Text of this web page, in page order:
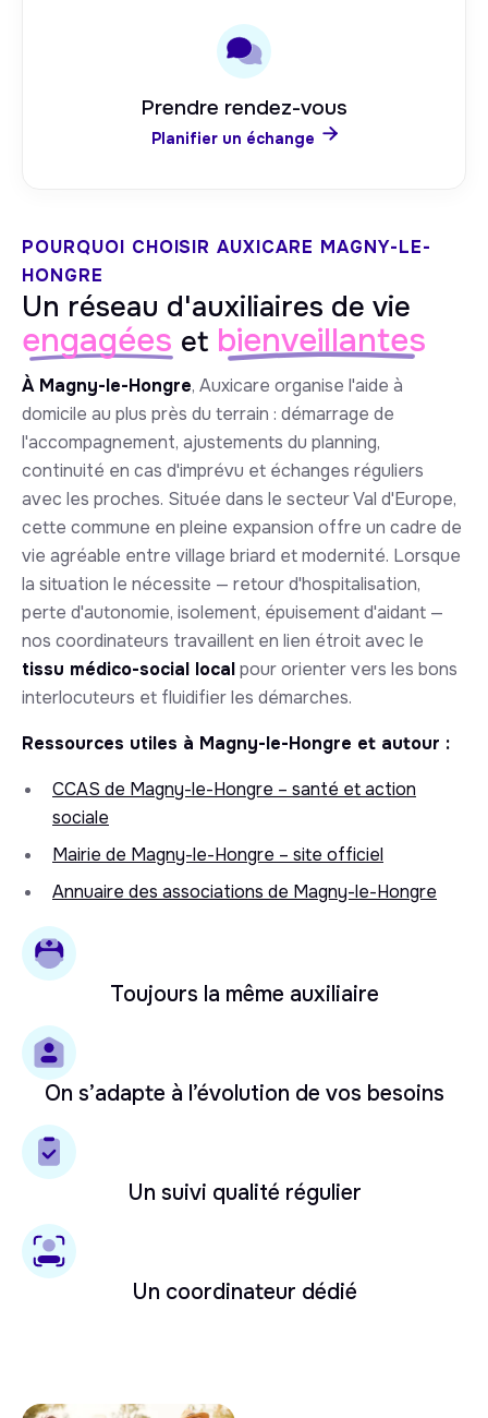
Prendre rendez-vous
Planifier un échange 
POURQUOI CHOISIR AUXICARE MAGNY-LE-
HONGRE
Un réseau d'auxiliaires de vie
engagées et bienveillantes
À Magny-le-Hongre, Auxicare organise l'aide à
domicile au plus près du terrain : démarrage de
l'accompagnement, ajustements du planning,
continuité en cas d'imprévu et échanges réguliers
avec les proches. Située dans le secteur Val d'Europe,
cette commune en pleine expansion offre un cadre de
vie agréable entre village briard et modernité. Lorsque
la situation le nécessite — retour d'hospitalisation,
perte d'autonomie, isolement, épuisement d'aidant —
nos coordinateurs travaillent en lien étroit avec le
tissu médico-social localpour orienter vers les bons
interlocuteurs et fluidifier les démarches.
Ressources utiles à Magny-le-Hongre et autour :
CCAS de Magny-le-Hongre – santé et action
sociale
Mairie de Magny-le-Hongre – site officiel
Annuaire des associations de Magny-le-Hongre
Toujours la même auxiliaire
On s’adapte à l’évolution de vos besoins
Un suivi qualité régulier
Un coordinateur dédié